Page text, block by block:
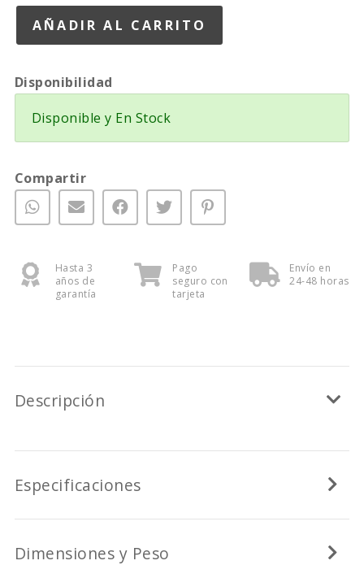
Disponibilidad
Disponible y En Stock
Compartir
Hasta 3
años de
garantía
Pago
seguro con
tarjeta
Envío en
24-48 horas
Descripción
Especificaciones
Dimensiones y Peso